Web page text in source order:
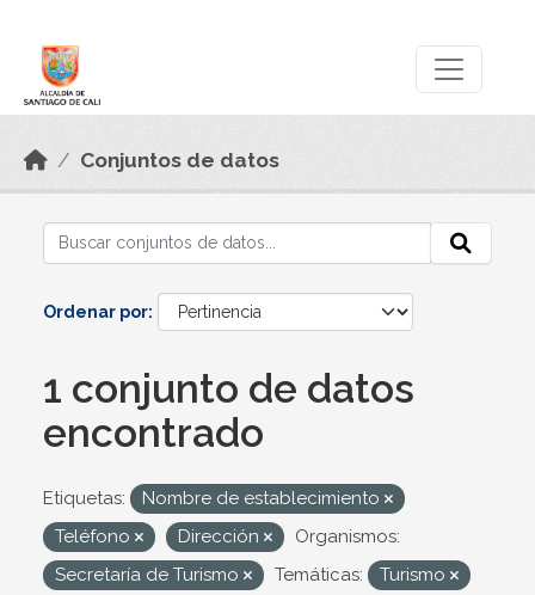
Conjuntos de datos
Ordenar por
1 conjunto de datos
encontrado
Etiquetas:
Nombre de establecimiento
Teléfono
Dirección
Organismos:
Secretaría de Turismo
Temáticas:
Turismo